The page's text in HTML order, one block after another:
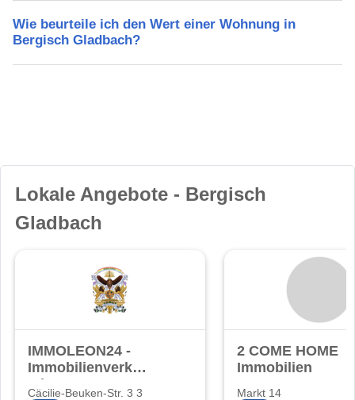
Wie beurteile ich den Wert einer Wohnung in
Bergisch Gladbach?
Lokale Angebote - Bergisch
Gladbach
IMMOLEON24 -
Immobilienverkauf
mit Herz!
Cäcilie-Beuken-Str. 3 3
2 COME HOME
Immobilien
Markt 14